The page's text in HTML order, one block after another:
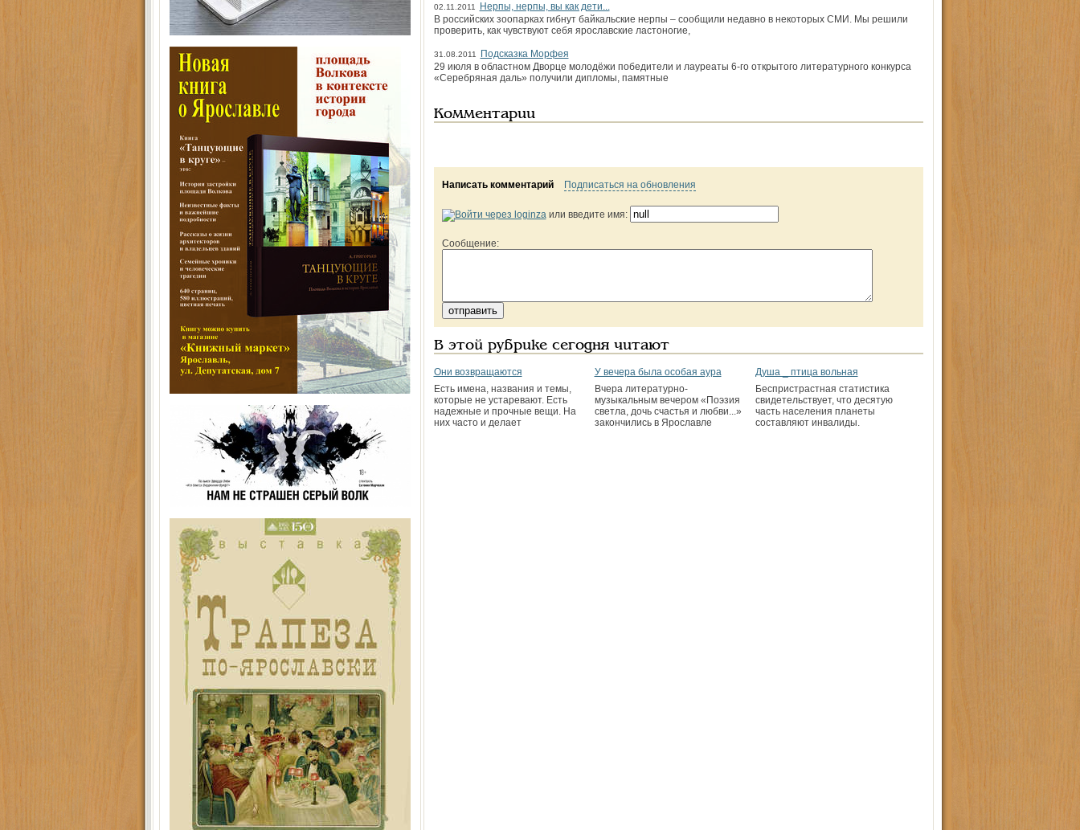
02.11.2011
Нерпы, нерпы, вы как дети...
В российских зоопарках гибнут байкальские нерпы – сообщили недавно в некоторых СМИ. Мы решили
проверить, как чувствуют себя ярославские ластоногие,
31.08.2011
Подсказка Морфея
29 июля в областном Дворце молодёжи победители и лауреаты 6-го открытого литературного конкурса
«Серебряная даль» получили дипломы, памятные
Комментарии
Написать комментарий Подписаться на обновления
или введите имя:
Сообщение:
В этой рубрике сегодня читают
Они возвращаются
Есть имена, названия и темы,
которые не устаревают. Есть
надежные и прочные вещи. На
них часто и делает
У вечера была особая аура
Вчера литературно-
музыкальным вечером «Поэзия
светла, дочь счастья и любви...»
закончились в Ярославле
Душа _ птица вольная
Беспристрастная статистика
свидетельствует, что десятую
часть населения планеты
составляют инвалиды.